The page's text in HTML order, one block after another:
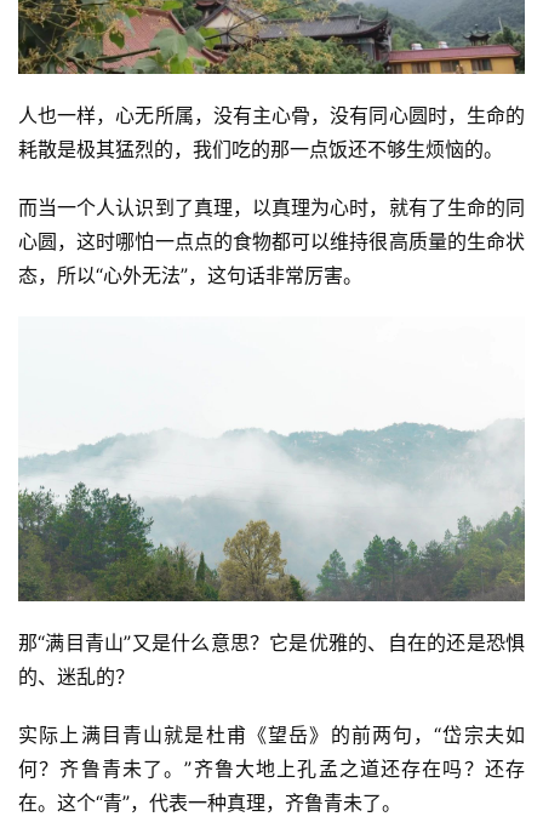
纪
录
佛
艺
术
免
责
声
明
人也一样，心无所属，没有主心骨，没有同心圆时，生命的
耗散是极其猛烈的，我们吃的那一点饭还不够生烦恼的。
而当一个人认识到了真理，以真理为心时，就有了生命的同
心圆，这时哪怕一点点的食物都可以维持很高质量的生命状
态，所以“心外无法”，这句话非常厉害。
那“满目青山”又是什么意思？它是优雅的、自在的还是恐惧
的、迷乱的？
实际上满目青山就是杜甫《望岳》的前两句，“岱宗夫如
何？齐鲁青未了。”齐鲁大地上孔孟之道还存在吗？还存
在。这个“青”，代表一种真理，齐鲁青未了。